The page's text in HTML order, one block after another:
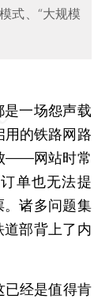
式、“大规模
一场怨声载
用的铁路网路
——网站时常
单也无法提
诸多问题集
部背上了内
经是值得肯